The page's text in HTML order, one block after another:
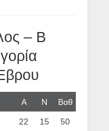
– B
Α N Βαθ
22 15 50